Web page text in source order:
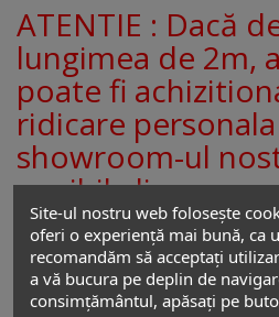
ATENTIE : Dacă
lungimea de 2m,
poate fi
ridicare
showroom-ul
posibila livrarea
ALL DESIGN
Adresă showroom:
Șos. Andronache nr. 201bis ,Sector
Site-ul nostru web folosește
oferi o experiență mai bună, ca
recomandăm să acceptați
a vă bucura pe deplin de
consimțământul, apăsați pe